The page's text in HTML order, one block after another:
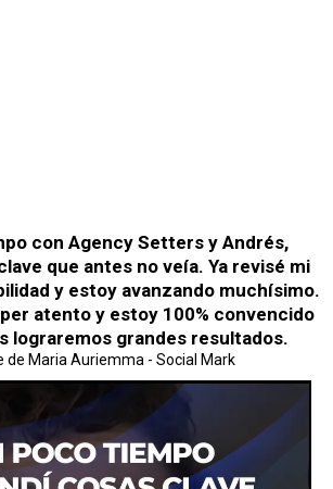
con Agency Setters y Andrés,
que antes no veía. Ya revisé mi
y estoy avanzando muchísimo.
atento y estoy 100% convencido
lograremos grandes resultados.
de Maria Auriemma - Social Mark